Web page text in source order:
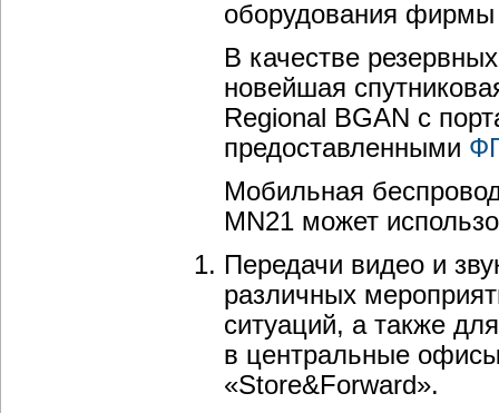
оборудования фирмы
В качестве
новейшая
Regional BGAN с
предоставленными
Мобильная
MN21 может
Передачи видео и
различных
ситуаций, а также
в центральные
«Store&Forward».